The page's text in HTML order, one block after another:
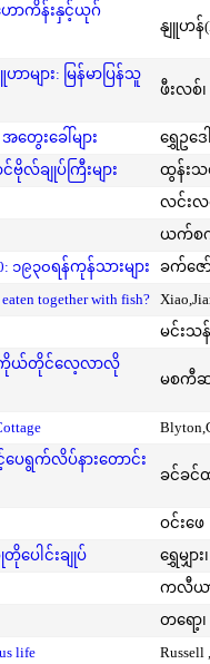
ဟောကိန်းနှင့်ယုဂ်
နျူဟန်
ျား: မြန်မာပြန်သူ
ဖီးလစ်
းခေါ်များ
ရွှေဥဒေ
လ်ချုပ်ကြီးများ
ထွန်းသ
လင်းလ
ယက်စကီ
၁၉၃၀ရန်ကုန်သားများ
ခက်ဇေ
together with fish?
မင်းသ
ကိုကိုယ်တိုင်လေ့လာလို
မစကီ
ရွက်လိပ်နားတောင်း
ခင်ခင်
ဝင်းဖေ
ပေါင်းချုပ်
ရွှေမျှား
ကလီယာ
တရော့၊
life
Russell